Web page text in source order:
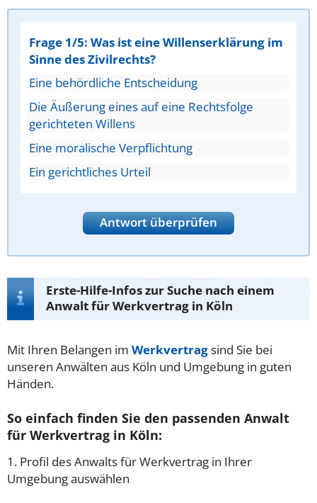
Frage 1/5: Was ist eine Willenserklärung im
Sinne des Zivilrechts?
Eine behördliche Entscheidung
Die Äußerung eines auf eine Rechtsfolge
gerichteten Willens
Eine moralische Verpflichtung
Ein gerichtliches Urteil
Antwort überprüfen
Erste-Hilfe-Infos zur Suche nach einem
Anwalt für Werkvertrag in Köln
Mit Ihren Belangen im Werkvertragsind Sie bei
unseren Anwälten aus Köln und Umgebung in guten
Händen.
So einfach finden Sie den passenden Anwalt
für Werkvertrag in Köln:
1. Profil des Anwalts für Werkvertrag in Ihrer
Umgebung auswählen